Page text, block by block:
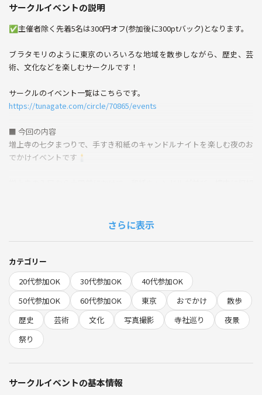
サークルイベントの説明
✅主催者除く先着5名は300円オフ(参加後に300ptバック)となります。
ブラタモリのように東京のいろいろな地域を散歩しながら、歴史、芸
術、文化などを楽しむサークルです！
サークルのイベント一覧はこちらです。
https://tunagate.com/circle/70865/events
■ 今回の内容
増上寺の七夕まつりで、手すき和紙のキャンドルナイトを楽しむ夜のお
でかけイベントです🕯️
華やかな夏祭りというより、ゆっくり眺めて味わう大人の七夕ナイトで
す。
写真を撮りたい方、夜の寺社が好きな方、東京らしい幻想的な風景を見
たい方におすすめです📸
初参加・一人参加でも気軽にどうぞ。
■ 流れ
①集合、自己紹介
②会場散策
③周辺散策（※）
さらに表示
カテゴリー
20代参加OK
30代参加OK
40代参加OK
50代参加OK
60代参加OK 東京 おでかけ
散歩
歴史
芸術 文化 写真撮影 寺社巡り
夜景
祭り
サークルイベントの基本情報